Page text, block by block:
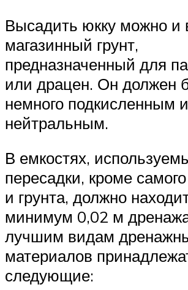
Высадить юкку можно и
магазинный грунт,
предназначенный для
или драцен. Он должен
немного подкисленным
нейтральным.
В емкостях,
пересадки, кроме
и грунта, должно
минимум 0,02 м
лучшим видам
материалов
следующие: